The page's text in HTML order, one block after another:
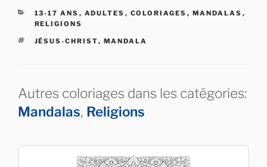
CATÉGORIES
13-17 ANS , ADULTES , COLORIAGES , MANDALAS ,
RELIGIONS
ÉTIQUETTES
JÉSUS-CHRIST, MANDALA
Autres coloriages dans les catégories:
Mandalas, Religions